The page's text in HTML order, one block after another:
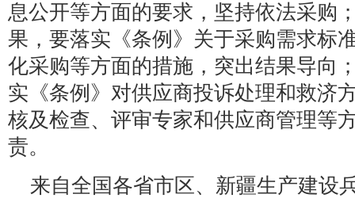
息公开等方面的要求，坚持依法采购
果，要落实《条例》关于采购需求标
化采购等方面的措施，突出结果导向
实《条例》对供应商投诉处理和救济
核及检查、评审专家和供应商管理等
责。
来自全国各省市区、新疆生产建设